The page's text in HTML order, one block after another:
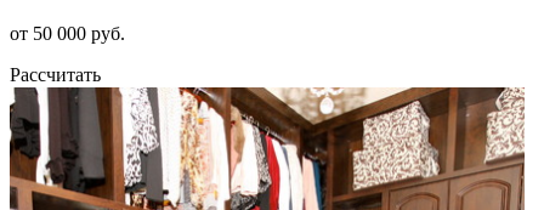
от 50 000 руб.
Рассчитать